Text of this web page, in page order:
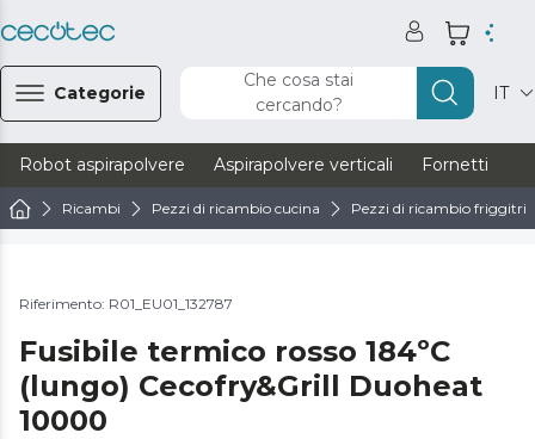
Categorie
Che cosa stai
cercando?
IT
Robot aspirapolvere Aspirapolvere verticali Fornetti
Ricambi Pezzi di ricambio cucina Pezzi di ricambio
Riferimento: R01_EU01_132787
Fusibile termico rosso 184ºC
(lungo) Cecofry&Grill Duoheat
10000